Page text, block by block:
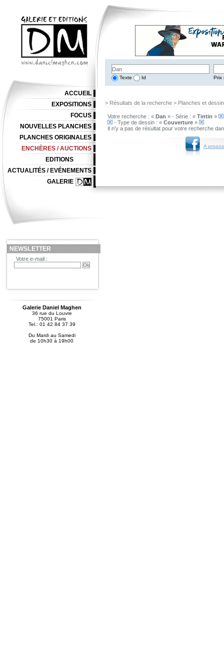
Texte Id Prix
> Résultats de la recherche > Planches et
Votre recherche : « Dan » - Série : « Tintin »
- Type de dessin : « Couverture »
Il n'y a pas de résultat pour votre recherche
A
ACCUEIL
EXPOSITIONS
FOCUS
NOUVELLES PLANCHES
PLANCHES ORIGINALES
ENCHÈRES / AUCTIONS
EDITIONS
ACTUALITÉS / EVÉNEMENTS
GALERIE
NEWSLETTER
Votre e-mail :
Galerie Daniel Maghen
36 rue du Louvre
75001 Paris
Tel.: 01 42 84 37 39
Du Mardi au Samedi
de 10h30 à 19h00